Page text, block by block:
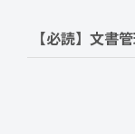
【必読】文書